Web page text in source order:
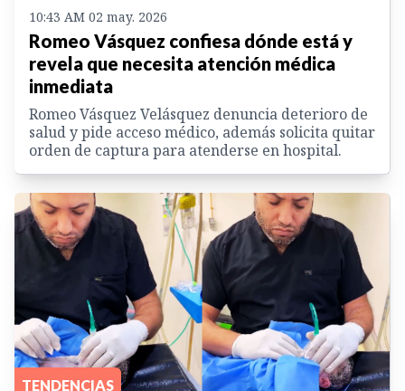
10:43 AM 02 may. 2026
Romeo Vásquez confiesa dónde está y
revela que necesita atención médica
inmediata
Romeo Vásquez Velásquez denuncia deterioro de
salud y pide acceso médico, además solicita quitar
orden de captura para atenderse en hospital.
TENDENCIAS